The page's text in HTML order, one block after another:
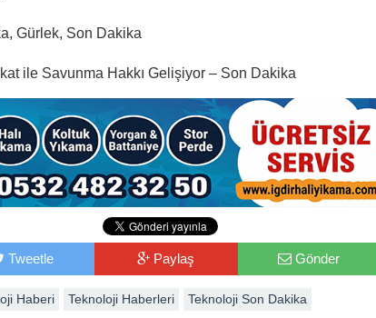
Gürlek, Son Dakika
ile Savunma Hakkı Gelişiyor – Son Dakika
Tweetle Paylaş Gönder
Haberi Teknoloji Haberleri Teknoloji Son Dakika